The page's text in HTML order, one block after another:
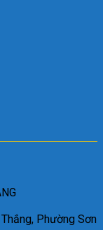
Phường Sơn